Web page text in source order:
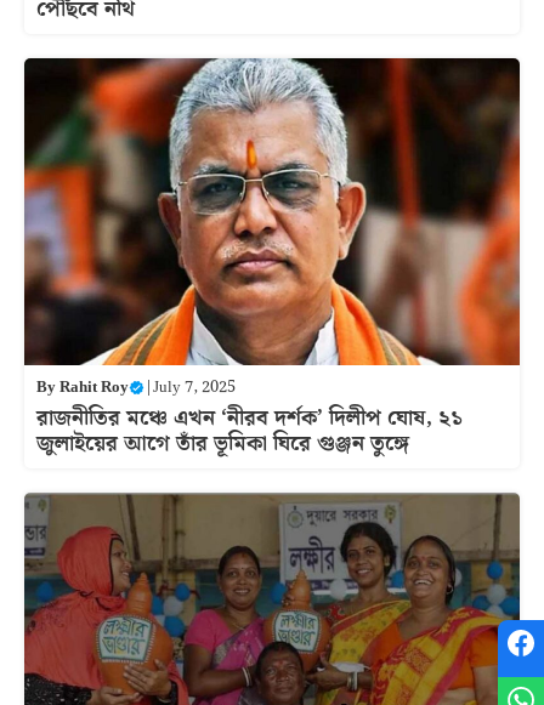
পৌঁছবে নথি
ByRahit Roy |July 7, 2025
রাজনীতির মঞ্চে এখন ‘নীরব দর্শক’ দিলীপ ঘোষ, ২১
জুলাইয়ের আগে তাঁর ভূমিকা ঘিরে গুঞ্জন তুঙ্গে